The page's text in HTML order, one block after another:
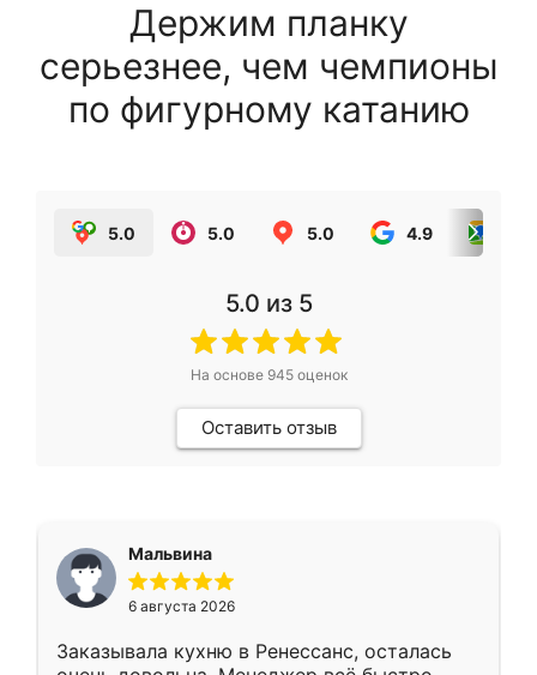
Держим планку
серьезнее, чем чемпионы
по фигурному катанию
5.0 5.0 5.0 4.9
5.0 из 5
На основе 945оценок
Оставить отзыв
Мальвина
6 августа 2026
Заказывала кухню в Ренессанс, осталась